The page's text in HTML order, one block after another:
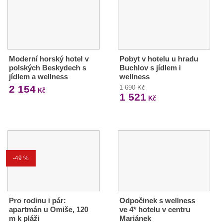
Moderní horský hotel v
polských Beskydech s
jídlem a wellness
2 154 Kč
Pobyt v hotelu u hradu
Buchlov s jídlem i
wellness
1 690 Kč
1 521 Kč
-49 %
Pro rodinu i pár:
apartmán u Omiše, 120
m k pláži
Odpočinek s wellness
ve 4* hotelu v centru
Mariánek